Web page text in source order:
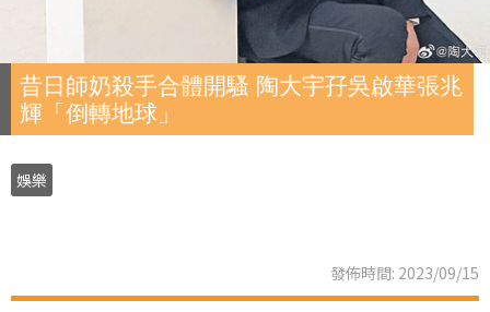
昔日師奶殺手合體開騷 陶大宇孖吳啟華張兆
輝「倒轉地球」
娛樂
發佈時間: 2023/09/15